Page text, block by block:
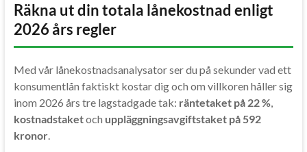
Räkna ut din totala lånekostnad enligt
2026 års regler
Med vår lånekostnadsanalysator ser du på sekunder vad ett
konsumentlån faktiskt kostar dig och om villkoren håller sig
inom 2026 års tre lagstadgade tak: räntetaket på 22 %,
kostnadstaketoch uppläggningsavgiftstaket på 592
kronor.